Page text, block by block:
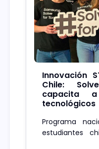
Innovación
Chile:
capacita
tecnológicos
Programa
estudiantes